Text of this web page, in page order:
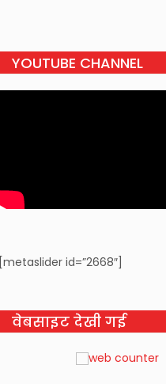
YOUTUBE CHANNEL
[metaslider id=”2668″]
वेबसाइट देखी गई